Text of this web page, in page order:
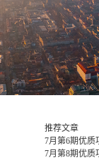
推荐文章
7月第6期优质
7月第8期优质